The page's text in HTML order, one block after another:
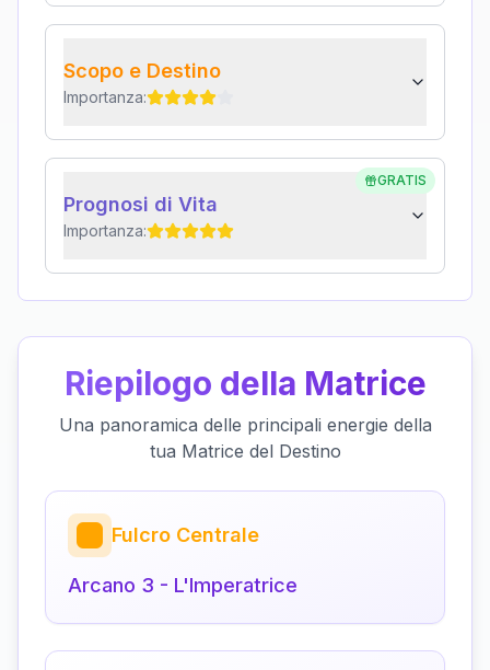
Scopo e Destino
Importanza:
GRATIS
Prognosi di Vita
Importanza:
Riepilogo della Matrice
Una panoramica delle principali energie della
tua Matrice del Destino
Fulcro Centrale
Arcano 3 - L'Imperatrice